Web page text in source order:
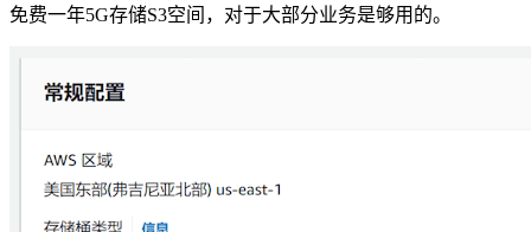
免费一年5G存储S3空间，对于大部分业务是够用的。